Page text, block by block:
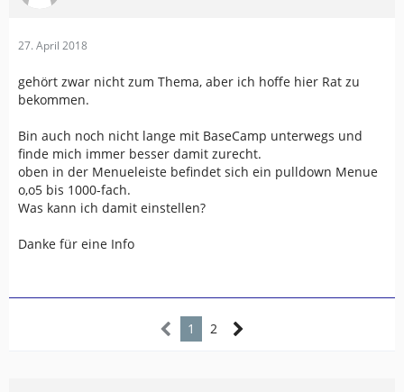
27. April 2018
gehört zwar nicht zum Thema, aber ich hoffe hier Rat zu
bekommen.
Bin auch noch nicht lange mit BaseCamp unterwegs und
finde mich immer besser damit zurecht.
oben in der Menueleiste befindet sich ein pulldown Menue
o,o5 bis 1000-fach.
Was kann ich damit einstellen?
Danke für eine Info
1 2